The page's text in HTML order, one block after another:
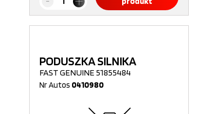
PODUSZKA SILNIKA
FAST GENUINE 51855484
Nr Autos 0410980